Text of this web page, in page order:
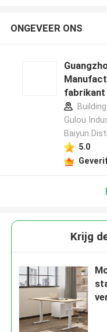
ONGEVEER ONS
Gulou
Baiyun
5.0
Krijg